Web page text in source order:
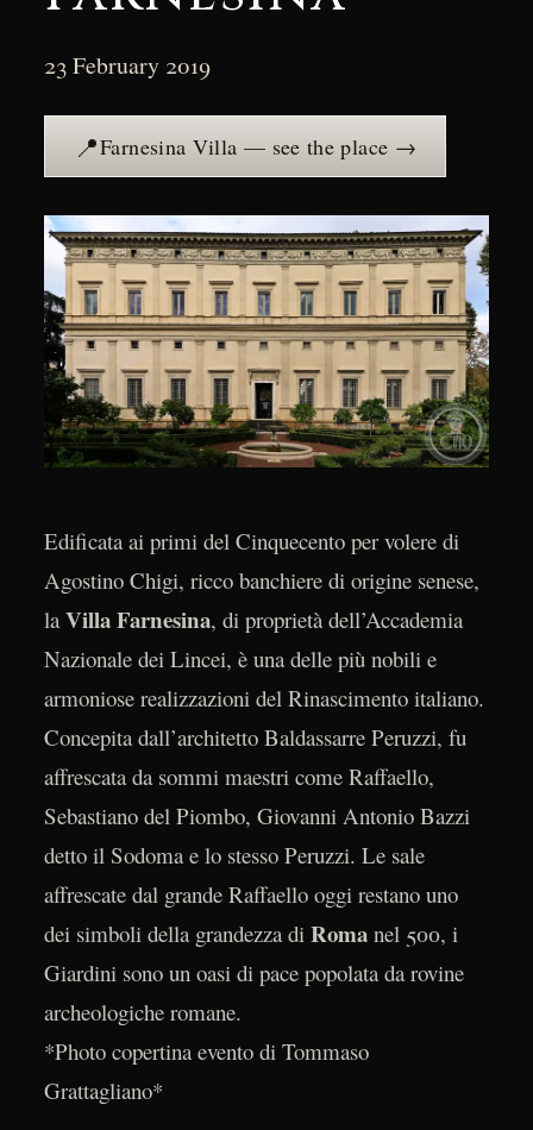
23 February 2019
📍Farnesina Villa — see the place →
Edificata ai primi del Cinquecento per volere di
Agostino Chigi, ricco banchiere di origine senese,
la Villa Farnesina, di proprietà dell’Accademia
Nazionale dei Lincei, è una delle più nobili e
armoniose realizzazioni del Rinascimento italiano.
Concepita dall’architetto Baldassarre Peruzzi, fu
affrescata da sommi maestri come Raffaello,
Sebastiano del Piombo, Giovanni Antonio Bazzi
detto il Sodoma e lo stesso Peruzzi. Le sale
affrescate dal grande Raffaello oggi restano uno
dei simboli della grandezza di Romanel 500, i
Giardini sono un oasi di pace popolata da rovine
archeologiche romane.
*Photo copertina evento di Tommaso
Grattagliano*